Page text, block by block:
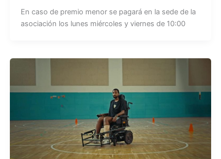
En caso de premio menor se pagará en la sede de la
asociación los lunes miércoles y viernes de 10:00